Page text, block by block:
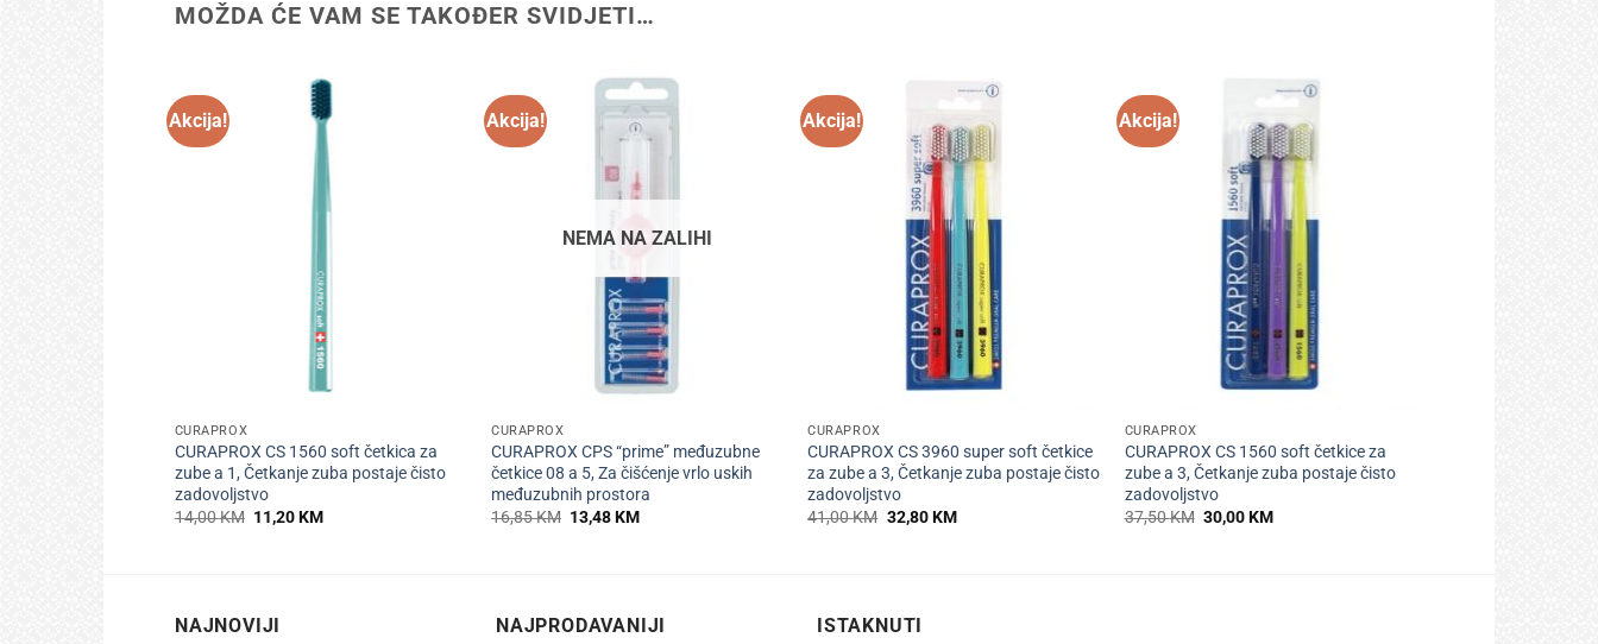
MOŽDA ĆE VAM SE TAKOĐER SVIDJETI…
Akcija!
CURAPROX
CURAPROX CS 1560 soft četkica za
zube a 1, Četkanje zuba postaje čisto
zadovoljstvo
14,00KM Izvorna
11,20KMTrenutna
Akcija!
NEMA NA ZALIHI
CURAPROX
CURAPROX CPS “prime” međuzubne
četkice 08 a 5, Za čišćenje vrlo uskih
međuzubnih prostora
16,85KM Izvorna
13,48KMTrenutna
Akcija!
CURAPROX
CURAPROX CS 3960 super soft četkice
za zube a 3, Četkanje zuba postaje čisto
zadovoljstvo
41,00KM Izvorna
32,80KMTrenutna
Akcija!
CURAPROX
CURAPROX CS 1560 soft četkice za
zube a 3, Četkanje zuba postaje čisto
zadovoljstvo
37,50KM Izvorna
30,00KMTrenutna
NAJNOVIJI NAJPRODAVANIJI ISTAKNUTI